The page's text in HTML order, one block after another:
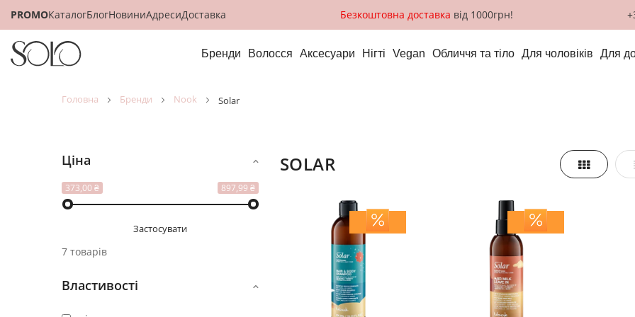
PROMOКаталогБлогНовиниАдресиДоставка Безкоштовна доставка від 1000грн!
Бренди Волосся Аксесуари Нігті Vegan Обличчя та тіло Для чоловіків Для
головна бренди nook solar
SOLAR
Відобразити
Таблиця
Ціна
373,00 ₴ 897,99 ₴
Застосувати
7 товарів
Властивості